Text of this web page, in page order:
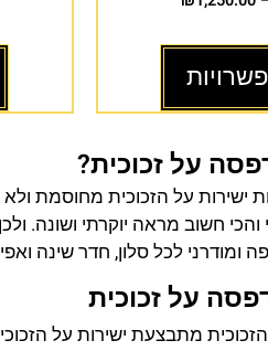
על זכוכית?
ישירות על הזכוכית מחוסמת
חשוב מראה יוקרתי ושונה.
ומודרני לכל סלון, חדר שינה
על זכוכית
מתבצעת ישירות על